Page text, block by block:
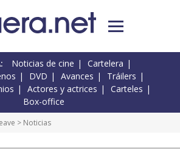
Noticias de cine
Cartelera
DVD Avances
Tráilers
Actores y actrices
Carteles
Box-office
> Noticias